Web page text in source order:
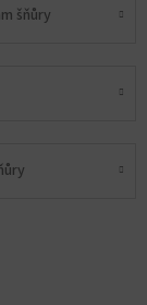
šňůry